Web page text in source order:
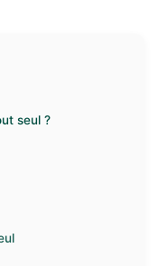
seul ?